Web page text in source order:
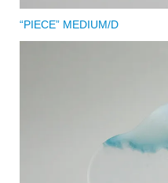
“PIECE” MEDIUM/D